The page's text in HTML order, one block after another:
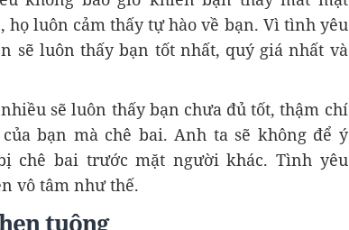
luôn cảm thấy tự hào về bạn. Vì tình yêu
sẽ luôn thấy bạn tốt nhất, quý giá nhất và
sẽ luôn thấy bạn chưa đủ tốt, thậm chí
bạn mà chê bai. Anh ta sẽ không để ý
chê bai trước mặt người khác. Tình yêu
vô tâm như thế.
tuông